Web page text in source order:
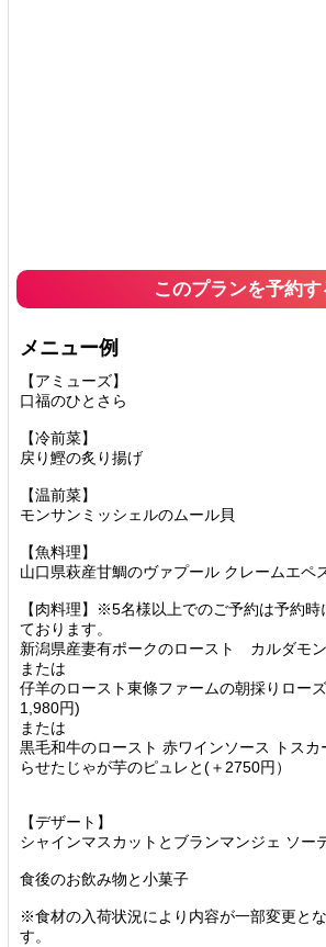
このプランを予約す
メニュー例
【アミューズ】
口福のひとさら
【冷前菜】
戻り鰹の炙り揚げ
【温前菜】
モンサンミッシェルのムール貝
【魚料理】
山口県萩産甘鯛のヴァプール クレームエペ
【肉料理】※5名様以上でのご予約は予約
ております。
新潟県産妻有ポークのロースト カルダモ
または
仔羊のロースト東條ファームの朝採りロー
1,980円)
または
黒毛和牛のロースト 赤ワインソース トス
らせたじゃが芋のピュレと(＋2750円）
【デザート】
シャインマスカットとブランマンジェ ソー
食後のお飲み物と小菓子
※食材の入荷状況により内容が一部変更と
す。